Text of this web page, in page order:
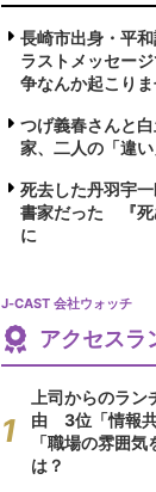
長崎市出身・平
ラストメッセー
争なんか起こりま
つげ義春さんと
家、二人の「違い
死去した丹羽宇
書家だった 『死
に
J-CAST 会社ウォッチ
アクセスラ
上司からのラ
由 3位「情報
「職場の雰囲
は？